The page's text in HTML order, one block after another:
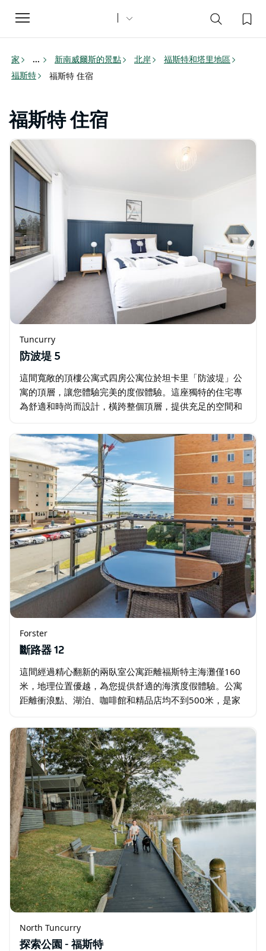
Toggle
navigation
家 ... 新南威爾斯的景點 北岸
福斯特和塔里地區
福斯特
福斯特 住宿
福斯特 住宿
Tuncurry
防波堤 5
這間寬敞的頂樓公寓式四房公寓位於坦卡里「防波堤」公
寓的頂層，讓您體驗完美的度假體驗。這座獨特的住宅專
為舒適和時尚而設計，橫跨整個頂層，提供充足的空間和
Forster
斷路器 12
這間經過精心翻新的兩臥室公寓距離福斯特主海灘僅160
米，地理位置優越，為您提供舒適的海濱度假體驗。公寓
距離衝浪點、湖泊、咖啡館和精品店均不到500米，是家
寓大樓的二樓…
North Tuncurry
探索公園 - 福斯特